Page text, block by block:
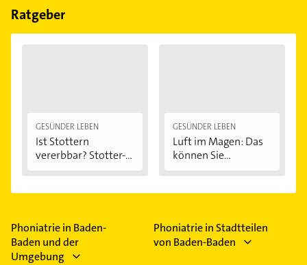
Feiertagen abweichen können.
Ratgeber
GESÜNDER LEBEN
Ist Stottern
vererbbar? Stotter-
GESÜNDER LEBEN
Luft im Magen: Das
können Sie...
Phoniatrie in Baden-
Baden und der
Umgebung
Phoniatrie in Stadtteilen
von Baden-Baden